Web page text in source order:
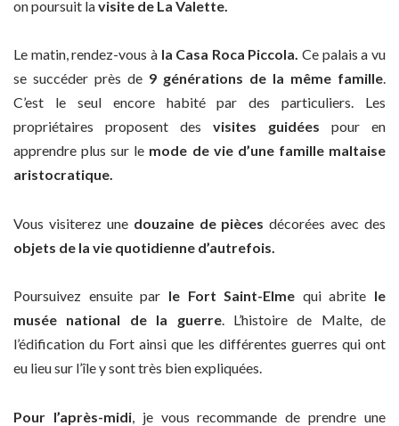
on poursuit lavisite de La Valette.
Le matin, rendez-vous à la Casa Roca Piccola. Ce palais a vu
se succéder près de 9 générations de la même famille.
C’est le seul encore habité par des particuliers. Les
propriétaires proposent des visites guidées pour en
apprendre plus sur le mode de vie d’une famille maltaise
aristocratique.
Vous visiterez une douzaine de pièces décorées avec des
objets de la vie quotidienne d’autrefois.
Poursuivez ensuite par le Fort Saint-Elme qui abrite le
musée national de la guerre. L’histoire de Malte, de
l’édification du Fort ainsi que les différentes guerres qui ont
eu lieu sur l’île y sont très bien expliquées.
Pour l’après-midi, je vous recommande de prendre une